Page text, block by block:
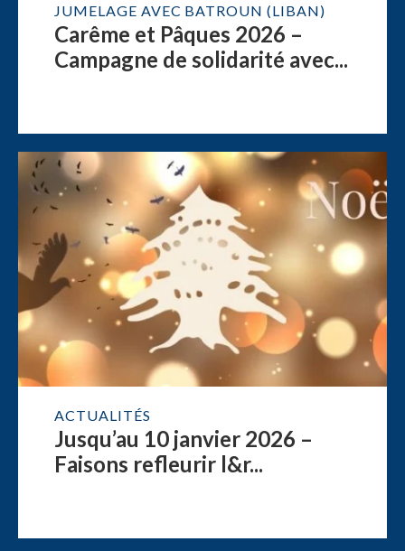
JUMELAGE AVEC BATROUN (LIBAN)
Carême et Pâques 2026 –
Campagne de solidarité avec...
ACTUALITÉS
Jusqu’au 10 janvier 2026 –
Faisons refleurir l&r...